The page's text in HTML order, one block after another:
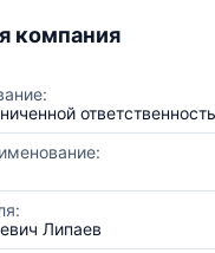
компания
Липаев